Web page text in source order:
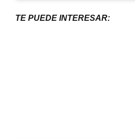
TE PUEDE INTERESAR: